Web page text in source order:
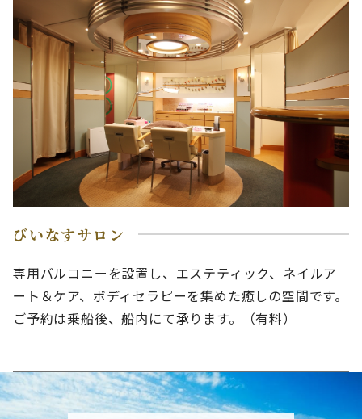
びいなすサロン
専用バルコニーを設置し、エステティック、ネイルア
ート＆ケア、ボディセラピーを集めた癒しの空間です。
ご予約は乗船後、船内にて承ります。（有料）